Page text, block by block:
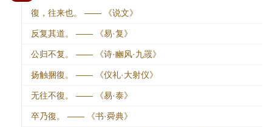
復，往来也。 —— 《说文》
反复其道。 —— 《易·复》
公归不复。 —— 《诗·豳风·九罭》
扬触捆復。 —— 《仪礼·大射仪》
无往不復。 —— 《易·泰》
卒乃復。 —— 《书·舜典》